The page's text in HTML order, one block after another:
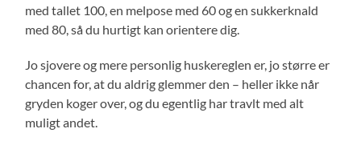
med tallet 100, en melpose med 60 og en sukkerknald
med 80, så du hurtigt kan orientere dig.
Jo sjovere og mere personlig huskereglen er, jo større er
chancen for, at du aldrig glemmer den – heller ikke når
gryden koger over, og du egentlig har travlt med alt
muligt andet.